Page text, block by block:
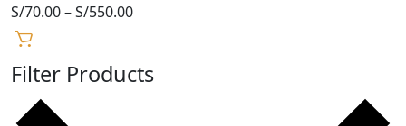
S/70.00–S/550.00
Filter Products